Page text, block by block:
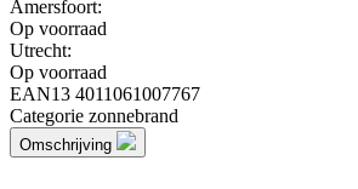
Amersfoort:
Op voorraad
Utrecht:
Op voorraad
EAN13 4011061007767
Categorie zonnebrand
Omschrijving